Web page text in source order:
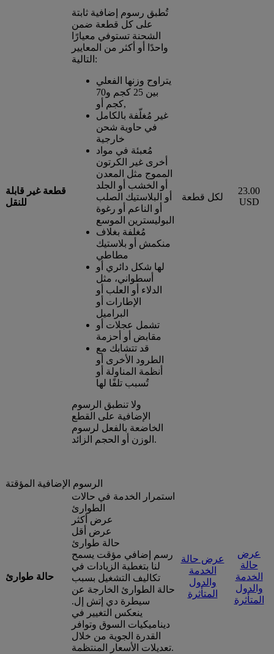
قطعة غير قابلة
للنقل
تُطبق رسوم إضافية ثابتة
على كل قطعة ضمن
الشحنة تستوفي معيارًا
واحدًا أو أكثر من المعايير
التالية:
يتراوح وزنها الفعلي
بين 25 كجم و70
كجم أو,
غير مُغلّفة بالكامل
في حاوية شحن
خارجية
مُعبئة في مواد
أخرى غير الكرتون
المموج مثل المعدن
أو الخشب أو الجلد
أو البلاستيك الصلب
أو الناعم أو رغوة
البوليسترين الموسع
مُغلفة بغلاف
منكمش أو بلاستيك
مطاطي
لها شكل دائري أو
أسطواني، مثل
الدلاء أو العلب أو
الإطارات أو
البراميل
تشمل عجلات أو
مقابض أو أحزمة
قد تتشابك مع
الطرود الأخرى أو
أنظمة المناولة أو
تُسبب تلفًا لها
ولا تنطبق الرسوم
الإضافية على القطع
الخاضعة بالفعل لرسوم
الوزن أو الحجم الزائد.
لكل قطعة
23.00
USD
الرسوم الإضافية المؤقتة
حالة طوارئ
استمرار الخدمة في حالات
الطوارئ
عرض أكثر
عرض أقل
حالة طوارئ
رسم إضافي مؤقت يسمح
لنا بتغطية الزيادات في
تكاليف التشغيل بسبب
حالة الطوارئ الخارجة عن
سيطرة دي إتش إل.
ينعكس التغيير في
ديناميكيات السوق وتوافر
القدرة الجوية من خلال
تعديلات الأسعار المنتظمة.
عرض حالة
الخدمة
والدول
المتأثرة
عرض
حالة
الخدمة
والدول
المتأثرة